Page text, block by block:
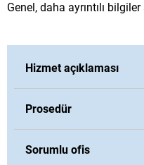
Genel, daha ayrıntılı
Hizmet açıklaması
Prosedür
Sorumlu ofis